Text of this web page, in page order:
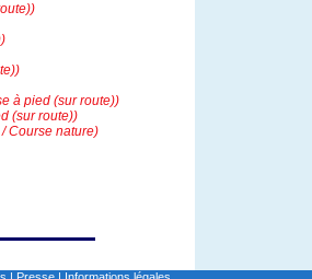
à pied (sur route))
(sur route))
/ Course nature)